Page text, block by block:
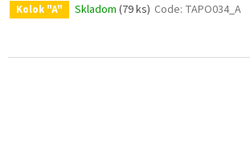
Kolok "A" Skladom (79 ks) Code: TAPO034_A